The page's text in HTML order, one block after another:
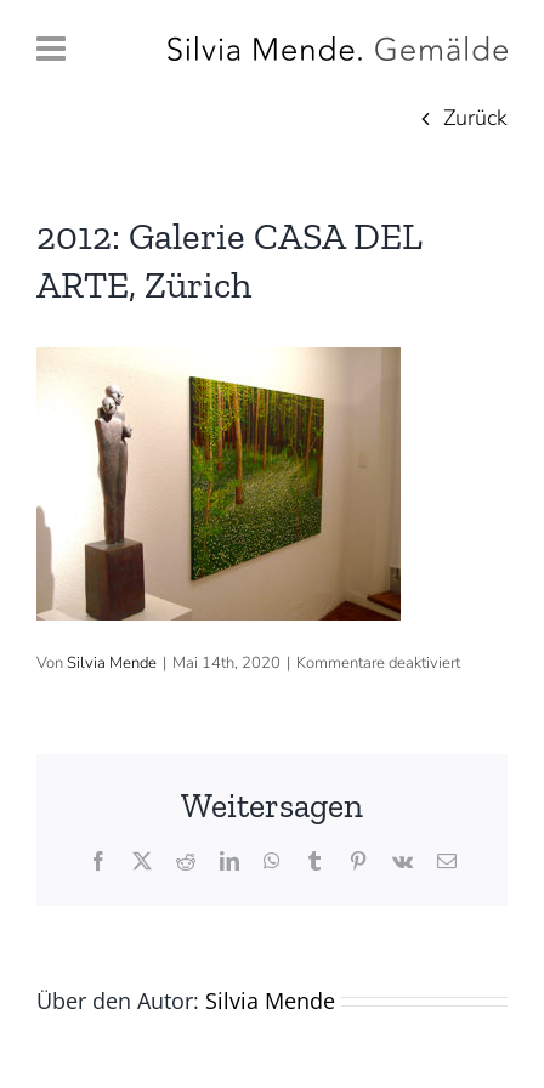
Inhalt
Zurück
2012: Galerie CASA DEL
ARTE, Zürich
VonSilvia Mende | Mai 14th, 2020 | Kommentare deaktiviertfür
Weitersagen
Facebook
X RedditLinkedInWhatsApp
TumblrPinterest
Vk
E-
Über den Autor: Silvia Mende